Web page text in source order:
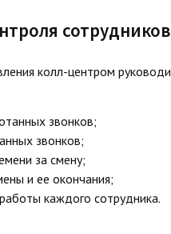
колл-центром
звонков;
звонков;
за смену;
и ее окончания;
каждого сотрудника.